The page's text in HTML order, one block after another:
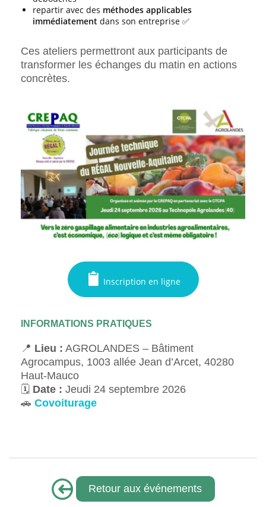
repartir avec des méthodes applicables
immédiatement dans son entreprise ✅
Ces ateliers permettront aux participants de
transformer les échanges du matin en actions
concrètes.
Inscription en ligne
INFORMATIONS PRATIQUES
📍 Lieu : AGROLANDES – Bâtiment
Agrocampus, 1003 allée Jean d’Arcet, 40280
Haut‑Mauco
🗓️ Date : Jeudi 24 septembre 2026
🚗 Covoiturage
Retour aux événements